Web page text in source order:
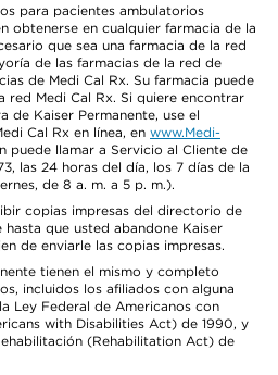
para pacientes ambulatorios
obtenerse en cualquier farmacia de la
que sea una farmacia de la red
de las farmacias de la red de
de Medi Cal Rx. Su farmacia puede
red Medi Cal Rx. Si quiere encontrar
de Kaiser Permanente, use el
Cal Rx en línea, en www.Medi-
puede llamar a Servicio al Cliente de
las 24 horas del día, los 7 días de la
de 8 a. m. a 5 p. m.).
copias impresas del directorio de
que usted abandone Kaiser
de enviarle las copias impresas.
tienen el mismo y completo
incluidos los afiliados con alguna
Ley Federal de Americanos con
with Disabilities Act) de 1990, y
(Rehabilitation Act) de